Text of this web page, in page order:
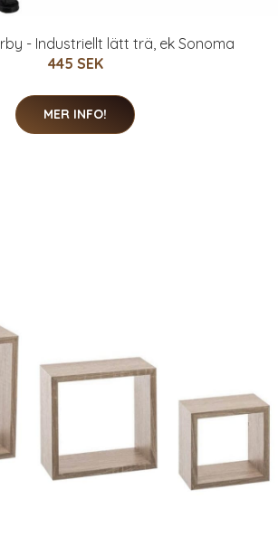
- Industriellt lätt trä, ek Sonoma
445 SEK
MER INFO!